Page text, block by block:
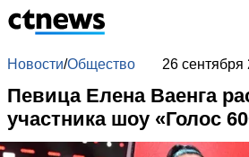
Новости/Общество 26 сентября
Певица Елена Ваенга
участника шоу «Голос